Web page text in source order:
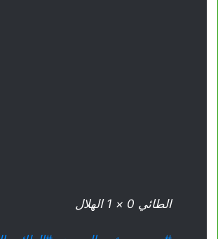
الطائي 0 × 1 الهلال